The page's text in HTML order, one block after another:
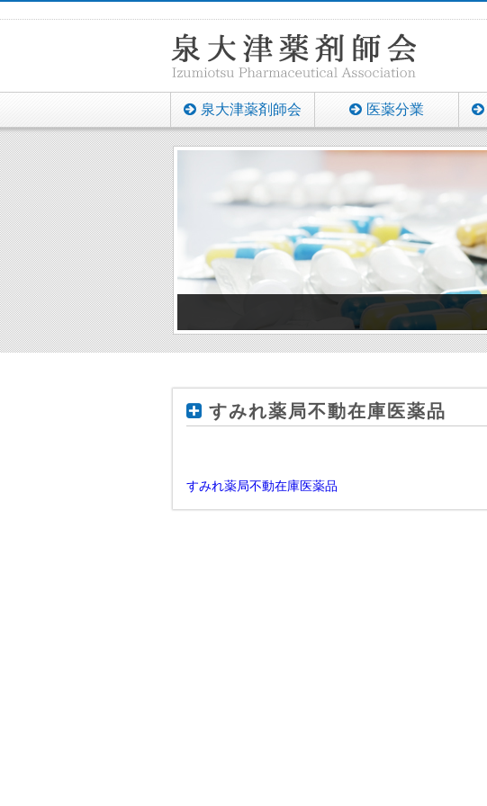
泉大津薬剤師会 医薬分業
すみれ薬局不動在庫医薬品
すみれ薬局不動在庫医薬品